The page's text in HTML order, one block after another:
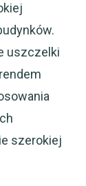
uszczelki
szerokiej